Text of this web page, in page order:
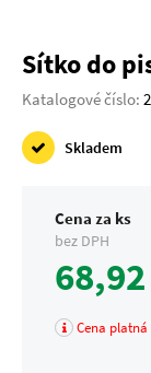
Sítko do
Katalogové číslo:
Skladem
Cena za ks
bez DPH
Cena platná